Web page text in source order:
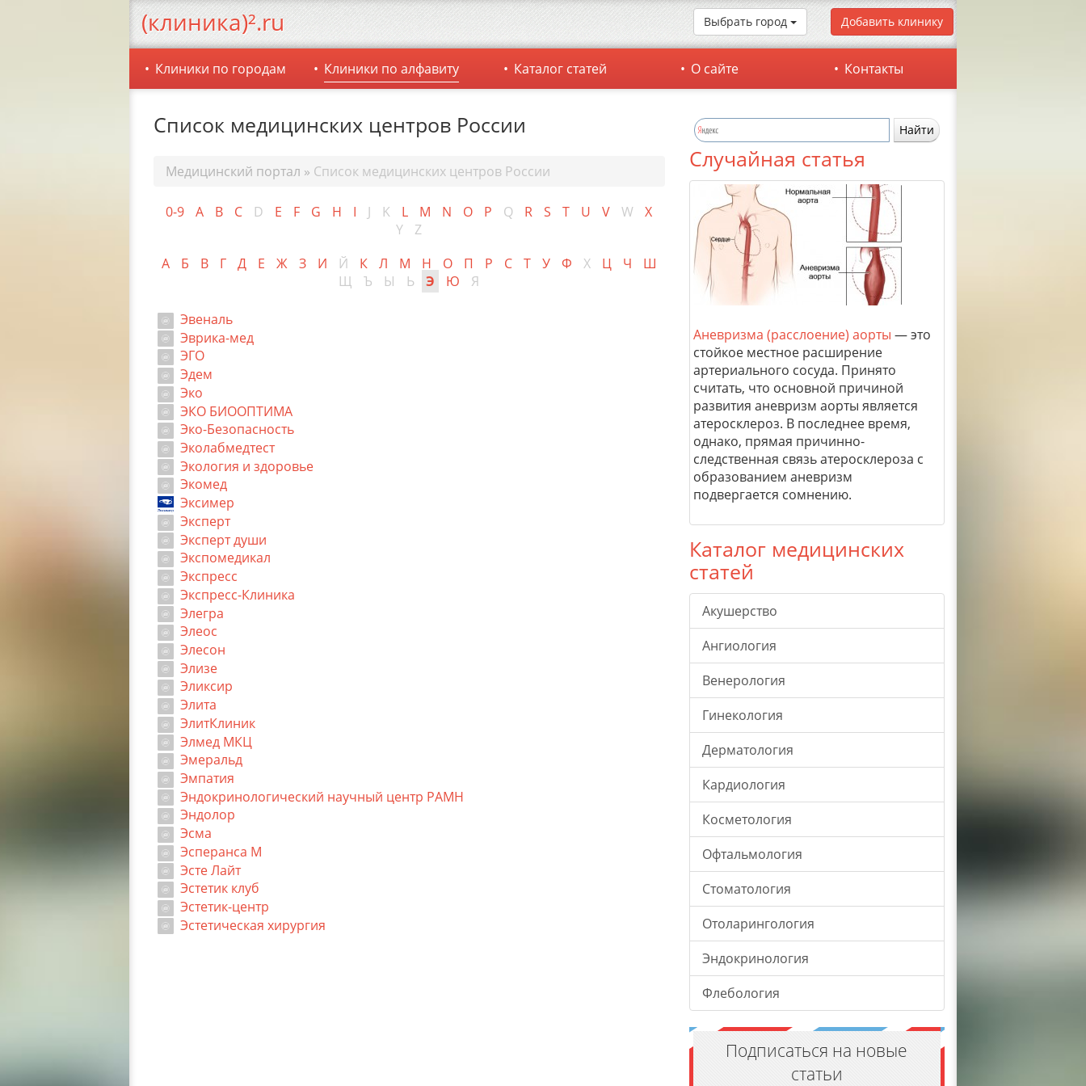
Список медицинских центров России
Медицинский портал » Список медицинских центров России
0-9 A B C D E F G H I J K L M N O P Q R S T U V W
X
Y
Z
А
Б В Г Д Е Ж З И Й К Л М Н О П Р С Т У Ф Х Ц Ч
Ш
Щ
Ъ Ы Ь Э Ю Я
Эвеналь
Эврика-мед
ЭГО
Эдем
Эко
ЭКО БИООПТИМА
Эко-Безопасность
Эколабмедтест
Экология и здоровье
Экомед
Эксимер
Эксперт
Эксперт души
Экспомедикал
Экспресс
Экспресс-Клиника
Элегра
Элеос
Элесон
Элизе
Эликсир
Элита
ЭлитКлиник
Элмед МКЦ
Эмеральд
Эмпатия
Эндокринологический научный центр РАМН
Эндолор
Эсма
Эсперанса М
Эсте Лайт
Эстетик клуб
Эстетик-центр
Эстетическая хирургия
Случайная статья
Аневризма (расслоение) аорты — это
стойкое местное расширение
артериального сосуда. Принято
считать, что основной причиной
развития аневризм аорты является
атеросклероз. В последнее время,
однако, прямая причинно-
следственная связь атеросклероза с
образованием аневризм
подвергается сомнению.
Каталог медицинских
статей
Акушерство
Ангиология
Венерология
Гинекология
Дерматология
Кардиология
Косметология
Офтальмология
Стоматология
Отоларингология
Эндокринология
Флебология
Подписаться на новые
статьи
(клиника)².ru Выбрать город Добавить клинику
Клиники по городам Клиники по алфавиту Каталог статей О сайте Контакты